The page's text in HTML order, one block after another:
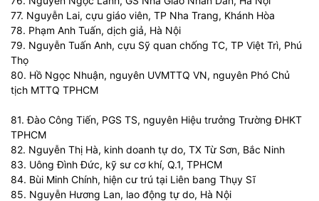
77. Nguyễn Lai, cựu giáo viên, TP Nha Trang, Khánh Hòa
78. Phạm Anh Tuấn, dịch giả, Hà Nội
79. Nguyễn Tuấn Anh, cựu Sỹ quan chống TC, TP Việt Trì, Phú
Thọ
80. Hồ Ngọc Nhuận, nguyên UVMTTQ VN, nguyên Phó Chủ
tịch MTTQ TPHCM
81. Đào Công Tiến, PGS TS, nguyên Hiệu trưởng Trường ĐHKT
TPHCM
82. Nguyễn Thị Hà, kinh doanh tự do, TX Từ Sơn, Bắc Ninh
83. Uông Đình Đức, kỹ sư cơ khí, Q.1, TPHCM
84. Bùi Minh Chính, hiện cư trú tại Liên bang Thụy Sĩ
85. Nguyễn Hương Lan, lao động tự do, Hà Nội